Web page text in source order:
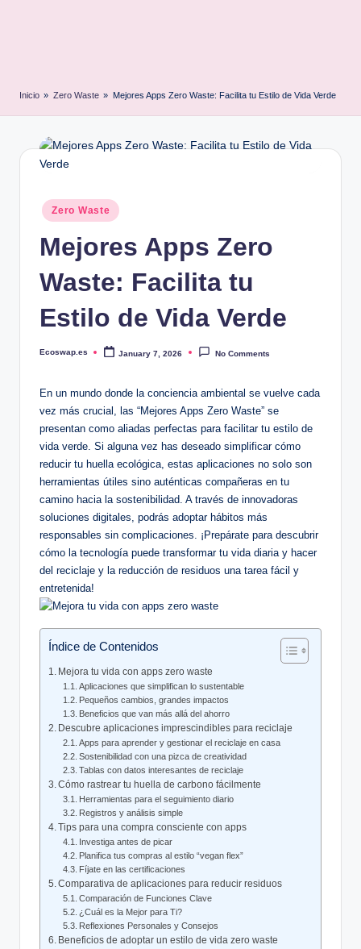
Inicio » Zero Waste » Mejores Apps Zero Waste: Facilita tu Estilo de Vida Verde
Posted
in
Zero Waste
Mejores Apps Zero
Waste: Facilita tu
Estilo de Vida Verde
Posted
Ecoswap.es January 7, 2026 No Comments
En un mundo donde la conciencia ambiental se vuelve cada
vez más crucial, las “Mejores Apps Zero Waste” se
presentan como aliadas perfectas para facilitar tu estilo de
vida verde. Si alguna vez has deseado simplificar cómo
reducir tu huella ecológica, estas aplicaciones no solo son
herramientas útiles sino auténticas compañeras en tu
camino hacia la sostenibilidad. A través de innovadoras
soluciones digitales, podrás adoptar hábitos más
responsables sin complicaciones. ¡Prepárate para descubrir
cómo la tecnología puede transformar tu vida diaria y hacer
del reciclaje y la reducción de residuos una tarea fácil y
entretenida!
Índice de Contenidos
Mejora tu vida con apps zero waste
Aplicaciones que simplifican lo sustentable
Pequeños cambios, grandes impactos
Beneficios que van más allá del ahorro
Descubre aplicaciones imprescindibles para reciclaje
Apps para aprender y gestionar el reciclaje en casa
Sostenibilidad con una pizca de creatividad
Tablas con datos interesantes de reciclaje
Cómo rastrear tu huella de carbono fácilmente
Herramientas para el seguimiento diario
Registros y análisis simple
Tips para una compra consciente con apps
Investiga antes de picar
Planifica tus compras al estilo “vegan flex”
Fíjate en las certificaciones
Comparativa de aplicaciones para reducir residuos
Comparación de Funciones Clave
¿Cuál es la Mejor para Ti?
Reflexiones Personales y Consejos
Beneficios de adoptar un estilo de vida zero waste